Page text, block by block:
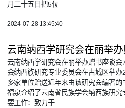
月二十五日把5位
2024-07-28 13:45:40
云南纳西学研究会在丽举
云南纳西学研究会在丽举办赠书座谈
会纳西族研究专业委员会在古城区举
多家单位赠送近年来由该研究会编著
福泉介绍了云南省民族学会纳西族研
要工作：致力于